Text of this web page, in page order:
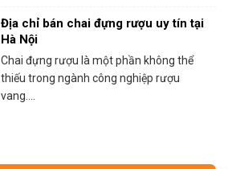
Địa chỉ bán chai đựng rượu uy tín tại
Hà Nội
Chai đựng rượu là một phần không thể
thiếu trong ngành công nghiệp rượu
vang....